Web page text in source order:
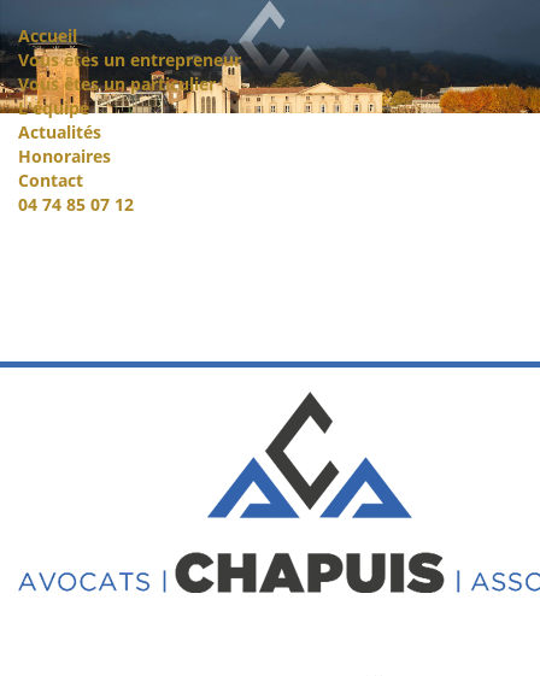
Accueil
Vous êtes un entrepreneur
Vous êtes un particulier
L'équipe
Actualités
Honoraires
Contact
04 74 85 07 12